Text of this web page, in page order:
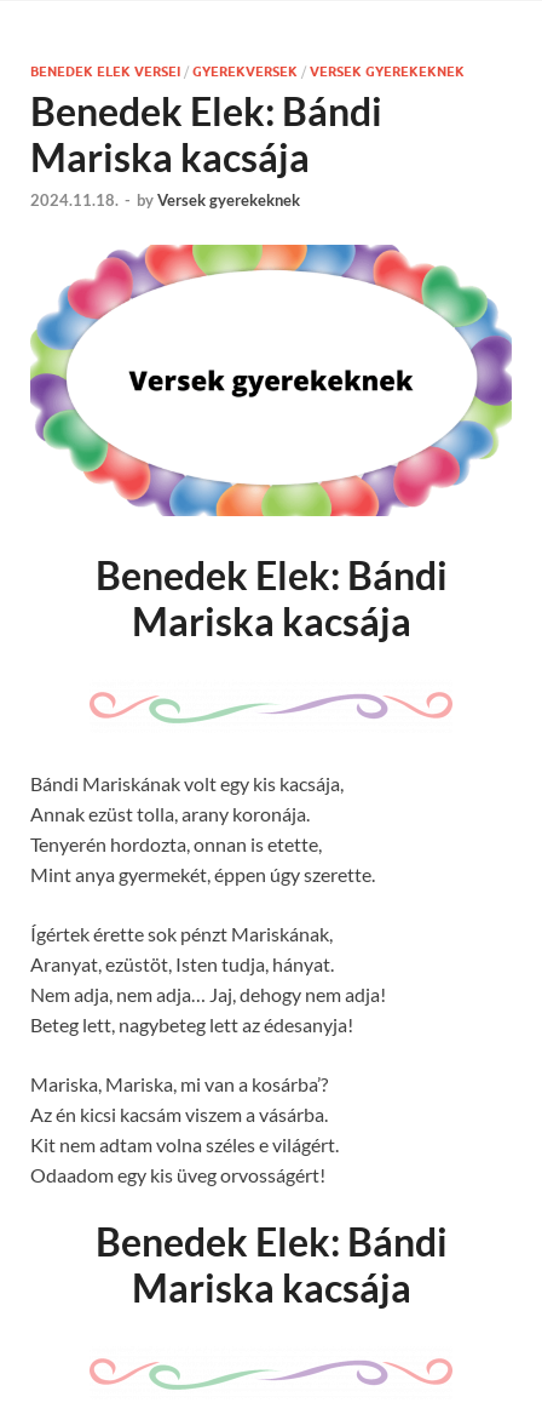
BENEDEK ELEK VERSEI / GYEREKVERSEK / VERSEK GYEREKEKNEK
Benedek Elek: Bándi
Mariska kacsája
2024.11.18. - byVersek gyerekeknek
Benedek Elek: Bándi
Mariska kacsája
Bándi Mariskának volt egy kis kacsája,
Annak ezüst tolla, arany koronája.
Tenyerén hordozta, onnan is etette,
Mint anya gyermekét, éppen úgy szerette.
Ígértek érette sok pénzt Mariskának,
Aranyat, ezüstöt, Isten tudja, hányat.
Nem adja, nem adja… Jaj, dehogy nem adja!
Beteg lett, nagybeteg lett az édesanyja!
Mariska, Mariska, mi van a kosárba’?
Az én kicsi kacsám viszem a vásárba.
Kit nem adtam volna széles e világért.
Odaadom egy kis üveg orvosságért!
Benedek Elek: Bándi
Mariska kacsája